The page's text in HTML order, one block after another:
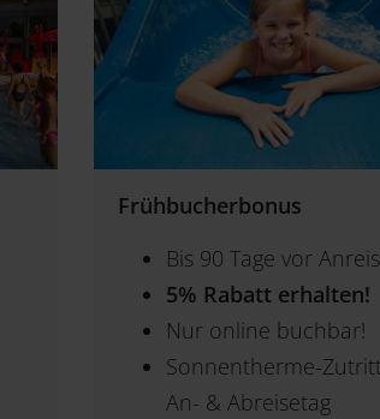
Frühbucherbonus
Bis 90 Tage vor
5% Rabatt erhalten!
Nur online buchbar!
Sonnentherme-
An- & Abreisetag